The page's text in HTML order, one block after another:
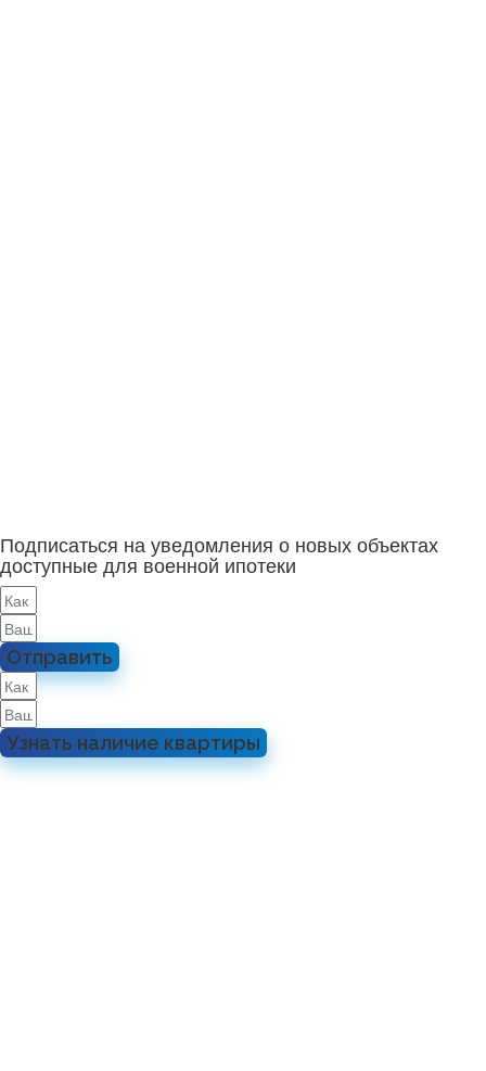
Подписаться на уведомления о новых объектах
доступные для военной ипотеки
Отправить
Узнать наличие квартиры